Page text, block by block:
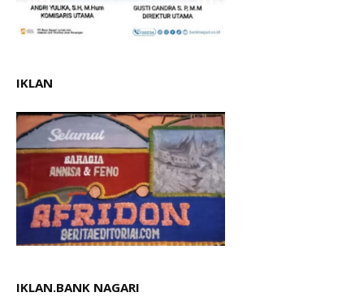
IKLAN
IKLAN.BANK NAGARI